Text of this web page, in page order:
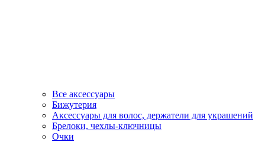
Все аксессуары
Бижутерия
Аксессуары для волос, держатели для украшений
Брелоки, чехлы-ключницы
Очки